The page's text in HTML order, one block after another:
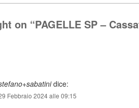
on “PAGELLE SP –
dice:
Febbraio 2024 alle 09:15